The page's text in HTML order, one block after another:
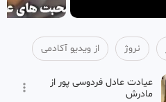
نروژ از ویدیو آکادمی
عیادت عادل فردوسی پور از
مادرش